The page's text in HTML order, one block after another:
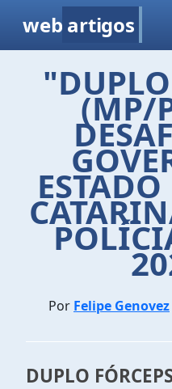
web artigos
(MP/
Por Felipe Genovez
DUPLO